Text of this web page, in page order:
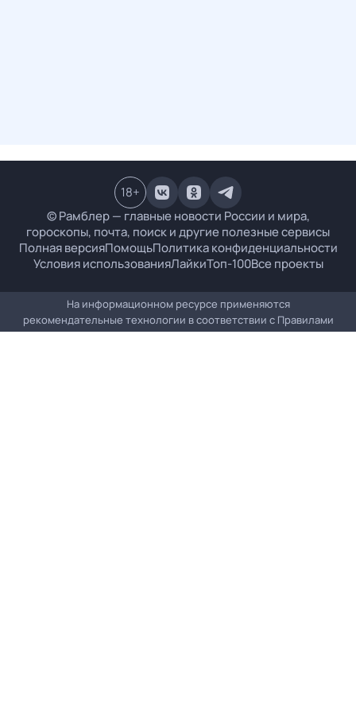
© Рамблер — главные новости России и мира,
гороскопы, почта, поиск и другие полезные сервисы
Полная версияПомощьПолитика конфиденциальности
Условия использованияЛайкиТоп-100Все проекты
18+
На информационном ресурсе применяются
рекомендательные технологии в соответствии с Правилами